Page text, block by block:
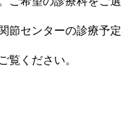
節センターの診療予定
覧ください。